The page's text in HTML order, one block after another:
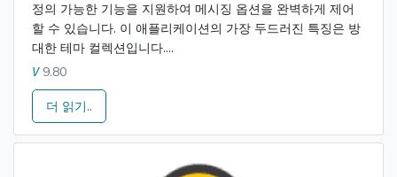
정의 가능한 기능을 지원하여 메시징 옵션을 완벽하게 제어
할 수 있습니다. 이 애플리케이션의 가장 두드러진 특징은 방
대한 테마 컬렉션입니다....
V9.80
더 읽기..